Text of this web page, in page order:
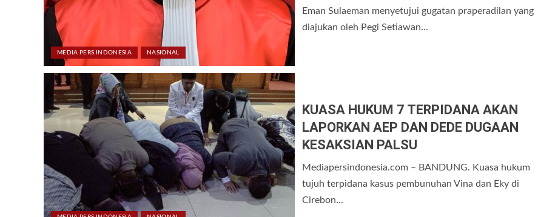
MEDIA PERS INDONESIA NASIONAL
Eman Sulaeman menyetujui gugatan praperadilan yang
diajukan oleh Pegi Setiawan...
KUASA HUKUM 7 TERPIDANA AKAN
LAPORKAN AEP DAN DEDE DUGAAN
KESAKSIAN PALSU
Mediapersindonesia.com – BANDUNG. Kuasa hukum
tujuh terpidana kasus pembunuhan Vina dan Eky di
Cirebon...